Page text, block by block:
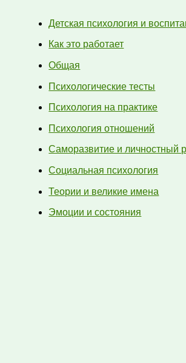
Детская психология и
Как это работает
Общая
Психологические тесты
Психология на практике
Психология отношений
Саморазвитие и личностный
Социальная психология
Теории и великие имена
Эмоции и состояния